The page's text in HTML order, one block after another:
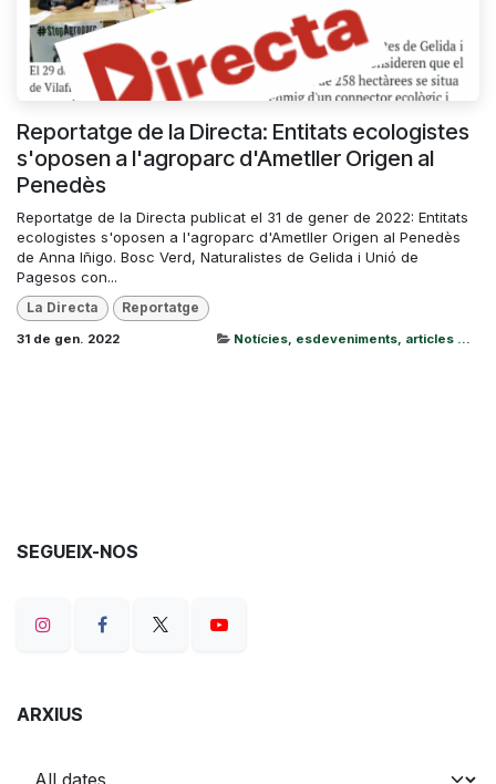
Reportatge de la Directa: Entitats ecologistes
s'oposen a l'agroparc d'Ametller Origen al
Penedès
Reportatge de la Directa publicat el 31 de gener de 2022: Entitats
ecologistes s'oposen a l'agroparc d'Ametller Origen al Penedès
de Anna Iñigo. Bosc Verd, Naturalistes de Gelida i Unió de
Pagesos con...
La Directa Reportatge
31 de gen. 2022 Notícies, esdeveniments, articles ...
SEGUEIX-NOS
ARXIUS